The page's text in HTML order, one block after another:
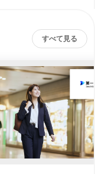
すべて見る